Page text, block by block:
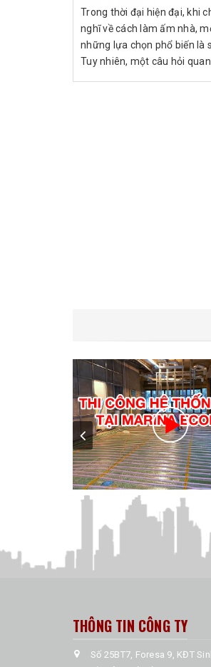
Trong thời đại hiện đại, khi
nghĩ về cách làm ấm nhà,
những lựa chọn phổ biến là
Tuy nhiên, một câu hỏi
THÔNG TIN CÔNG TY
Số 25BT7, Foresa 9, KĐT